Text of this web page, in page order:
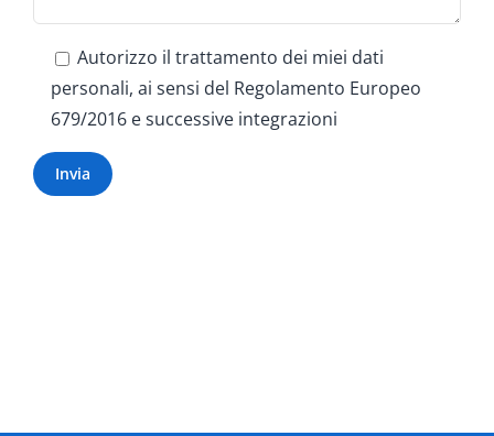
Autorizzo il trattamento dei miei dati
personali, ai sensi del Regolamento Europeo
679/2016 e successive integrazioni